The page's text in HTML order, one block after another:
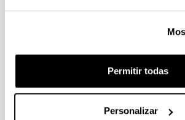
Permitir todas
Personalizar
Consulta elcalendario de trámites